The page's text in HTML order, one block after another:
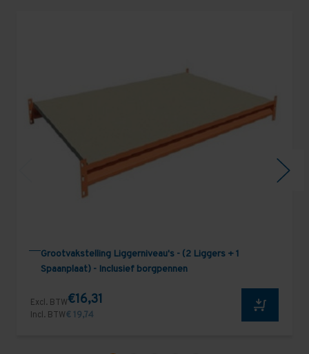
Grootvakstelling Liggerniveau's - (2 Liggers + 1
Spaanplaat) - Inclusief borgpennen
Excl. BTW€16,31
Incl. BTW€ 19,74